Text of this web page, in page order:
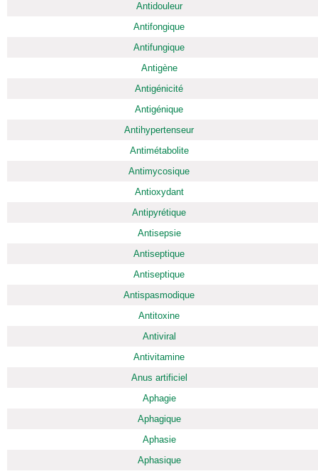
Antidouleur
Antifongique
Antifungique
Antigène
Antigénicité
Antigénique
Antihypertenseur
Antimétabolite
Antimycosique
Antioxydant
Antipyrétique
Antisepsie
Antiseptique
Antiseptique
Antispasmodique
Antitoxine
Antiviral
Antivitamine
Anus artificiel
Aphagie
Aphagique
Aphasie
Aphasique